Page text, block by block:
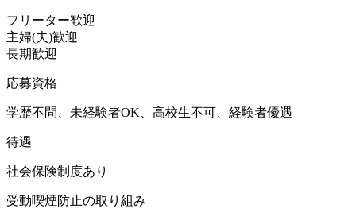
フリーター歓迎
主婦(夫)歓迎
長期歓迎
応募資格
学歴不問、未経験者OK、高校生不可、経験者優遇
待遇
社会保険制度あり
受動喫煙防止の取り組み